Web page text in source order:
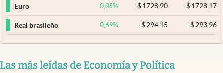
Euro 0,05% $ 1728,90 $1728,17
Real brasileño 0,69% $294,15 $293,96
Las más leídas de Economía y Política